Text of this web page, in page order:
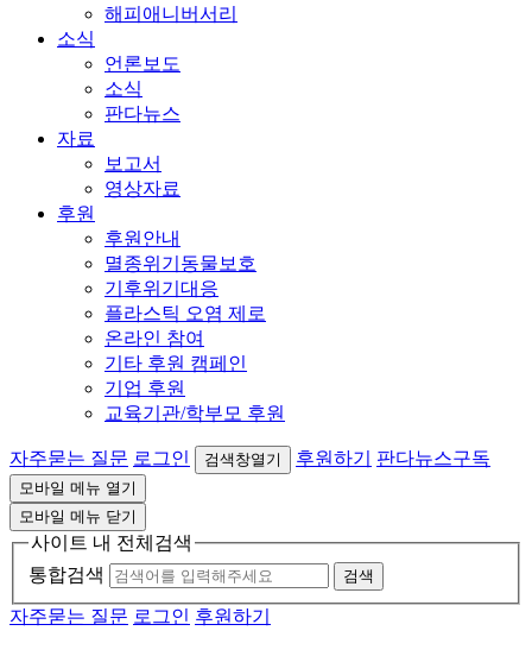
해피애니버서리
소식
언론보도
소식
판다뉴스
자료
보고서
영상자료
후원
후원안내
멸종위기동물보호
기후위기대응
플라스틱 오염 제로
온라인 참여
기타 후원 캠페인
기업 후원
교육기관/학부모 후원
자주묻는 질문 로그인 검색창열기 후원하기 판다뉴스구독
모바일 메뉴 열기
모바일 메뉴 닫기
사이트 내 전체검색
통합검색
검색
자주묻는 질문 로그인 후원하기